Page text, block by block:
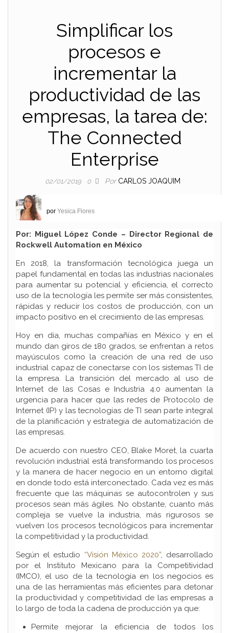
Simplificar los
procesos e
incrementar la
productividad de las
empresas, la tarea de:
The Connected
Enterprise
02/01/2019 0 Por CARLOS JOAQUIM
por Yesica Flores
Por: Miguel López Conde – Director Regional de
Rockwell Automation en México
En 2018, la transformación tecnológica juega un
papel fundamental en todas las industrias nacionales
para aumentar su potencial y eficiencia, el correcto
uso de la tecnología les permite ser más consistentes,
rápidas y reducir los costos de producción, con un
impacto positivo en el crecimiento de las empresas.
Hoy en día, muchas compañías en México y en el
mundo dan giros de 180 grados, se enfrentan a retos
mayúsculos como la creación de una red de uso
industrial capaz de conectarse con los sistemas TI de
la empresa. La transición del mercado al uso de
Internet de las Cosas e Industria 4.0 aumentan la
urgencia para hacer que las redes de Protocolo de
Internet (IP) y las tecnologías de TI sean parte integral
de la planificación y estrategia de automatización de
las empresas.
De acuerdo con nuestro CEO, Blake Moret, la cuarta
revolución industrial está transformando los procesos
y la manera de hacer negocio en un entorno digital
en donde todo está interconectado. Cada vez es más
frecuente que las máquinas se autocontrolen y sus
procesos sean más ágiles. No obstante, cuanto más
compleja se vuelve la industria, más rigurosos se
vuelven los procesos tecnológicos para incrementar
la competitividad y la productividad.
Según el estudio “Visión México 2020”, desarrollado
por el Instituto Mexicano para la Competitividad
(IMCO), el uso de la tecnología en los negocios es
una de las herramientas más eficientes para detonar
la productividad y competitividad de las empresas a
lo largo de toda la cadena de producción ya que:
Permite mejorar la eficiencia de todos los